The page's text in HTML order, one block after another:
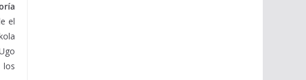
el
los